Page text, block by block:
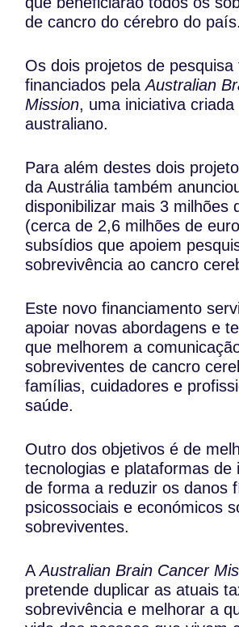
de cancro do cérebro do país.
Os dois projetos de pesquisa
financiados pelaAustralian
Mission, uma iniciativa
australiano.
Para além destes dois
da Austrália também
disponibilizar mais 3 milhões
(cerca de 2,6 milhões de
subsídios que apoiem
sobrevivência ao cancro
Este novo financiamento
apoiar novas abordagens e
que melhorem a
sobreviventes de cancro
famílias, cuidadores e
saúde.
Outro dos objetivos é de
tecnologias e plataformas de
de forma a reduzir os danos
psicossociais e económicos
sobreviventes.
AAustralian Brain Cancer
pretende duplicar as atuais
sobrevivência e melhorar a